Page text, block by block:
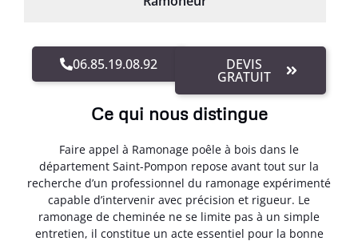
06.85.19.08.92 DEVIS
GRATUIT
Ce qui nous distingue
Faire appel à Ramonage poêle à bois dans le
département Saint-Pompon repose avant tout sur la
recherche d’un professionnel du ramonage expérimenté
capable d’intervenir avec précision et rigueur. Le
ramonage de cheminée ne se limite pas à un simple
entretien, il constitue un acte essentiel pour la bonne